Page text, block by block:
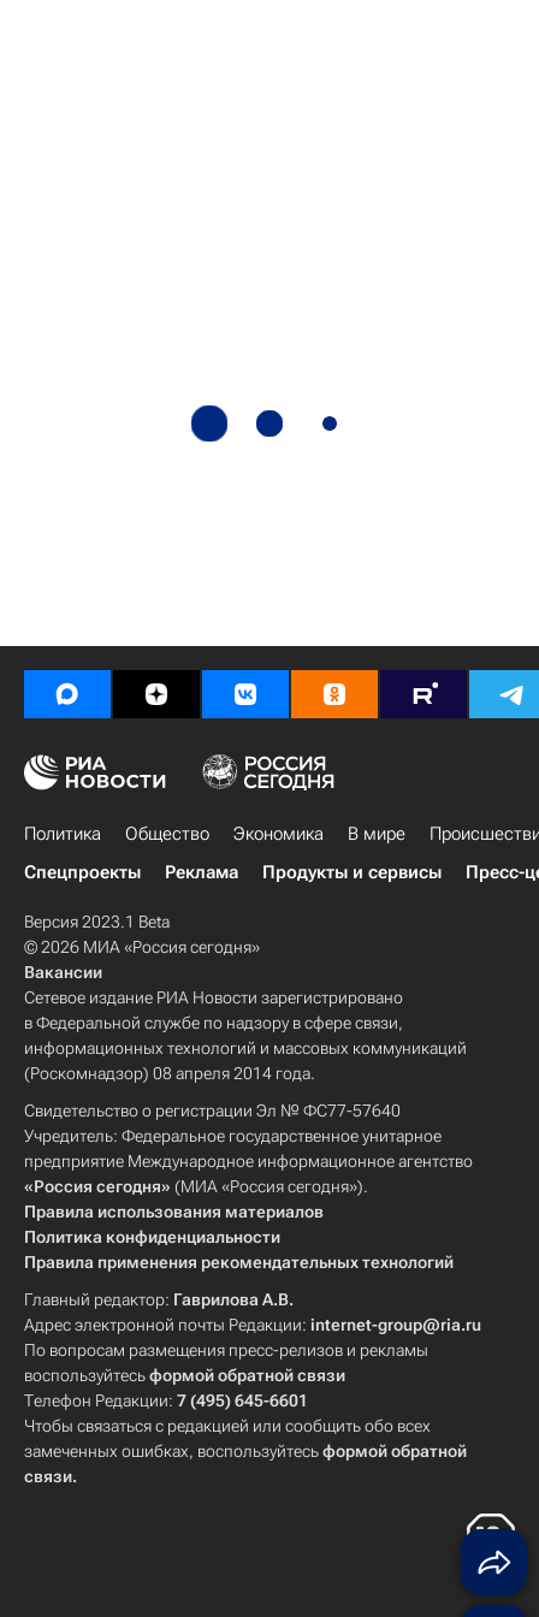
Политика Общество Экономика В мире
Спецпроекты
Реклама Продукты и сервисы Пресс-
Версия 2023.1 Beta
© 2026 МИА «Россия сегодня»
Вакансии
Сетевое издание РИА Новости зарегистрировано
в Федеральной службе по надзору в сфере связи,
информационных технологий и массовых коммуникаций
(Роскомнадзор) 08 апреля 2014 года.
Свидетельство о регистрации Эл № ФС77-57640
Учредитель: Федеральное государственное унитарное
предприятие Международное информационное агентство
«Россия сегодня» (МИА «Россия сегодня»).
Правила использования материалов
Политика конфиденциальности
Правила применения рекомендательных технологий
Главный редактор: Гаврилова А.В.
Адрес электронной почты Редакции: internet-group@ria.ru
По вопросам размещения пресс-релизов и рекламы
воспользуйтесьформой обратной связи
Телефон Редакции: 7 (495) 645-6601
Чтобы связаться с редакцией или сообщить обо всех
замеченных ошибках, воспользуйтесьформой обратной
связи.